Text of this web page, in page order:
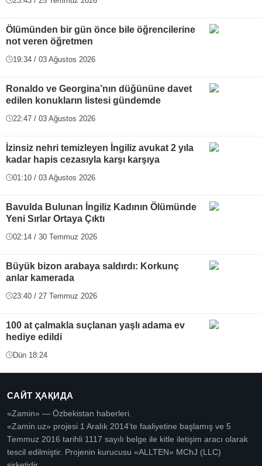
Ölümünden bir gün önce bile öğrencilerine
not veren öğretmen
19:34 / 03 Ağustos 2026
Ronaldo ve Georgina’nın düğününe davet
edilen konukların listesi gündemde
22:47 / 03 Ağustos 2026
İzinsiz nehri temizleyen İngiliz avukat 2 yıla
kadar hapis cezasıyla karşı karşıya
01:10 / 03 Ağustos 2026
Bavulda Bulunan İngiliz Kadının Ölümünde
Yeni Sırlar Ortaya Çıktı
02:14 / 30 Temmuz 2026
Büyük bizon arabaya saldırdı: Korkunç
anlar kamerada
23:40 / 27 Temmuz 2026
100 at çalmakla suçlanan yaşlı adama ev
hediye edildi
Dün 18:24
САЙТ ҲАҚИДА
«Zamin» — Özbekistan haberleri.
«Zamin.uz» projesi 1 Aralık 2014’te faaliyetine başlamış ve 5
Temmuz 2016 tarihli 1117 sayılı belge ile kitle iletişim aracı olarak
tescil edilmiştir. Projenin kurucusu «ALLTEN» MChJ (LLC)